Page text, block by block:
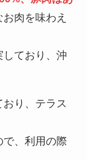
肉を味わえ
ており、沖
り、テラス
、利用の際